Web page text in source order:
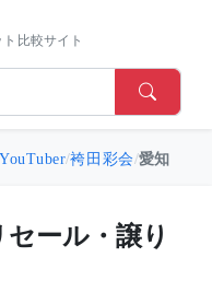
比較サイト
/袴田彩会/愛知
ール・譲り